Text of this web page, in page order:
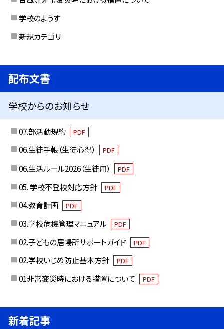
学校のようす
新規カテゴリ
配布文書
学校からのお知らせ
07.部活動規約 PDF
06.生徒手帳（生徒心得） PDF
06.生活ルール2026（生徒用） PDF
05. 学校不登校対応方針 PDF
04.教育計画 PDF
03.学校危機管理マニュアル PDF
02.子どもの居場所サポートガイド PDF
02.学校いじめ防止基本方針 PDF
01非常変災時における措置について PDF
新着記事